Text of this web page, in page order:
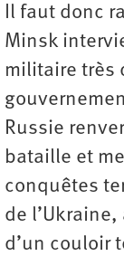
Il faut donc
Minsk
militaire très
Russie
bataille et
conquêtes
de
d’un couloir